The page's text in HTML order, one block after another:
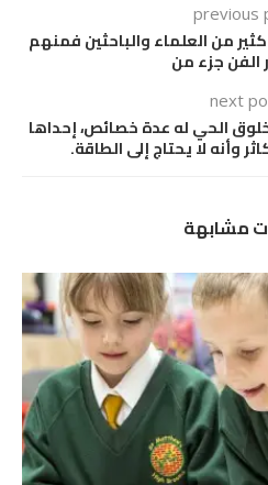
previous
من العلماء والباحثين فمنهم
الفن جزء من
next
الحي له عدة خصائص، إحداها
وأنه لا يحتاج إلى الطاقة.
مشابهة